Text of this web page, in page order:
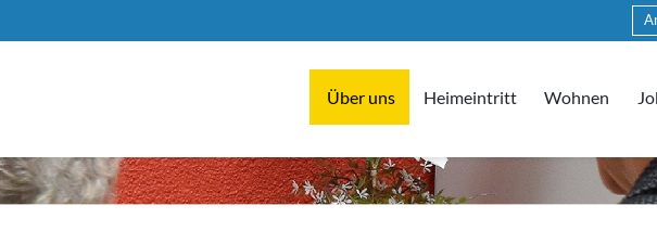
Über uns Heimeintritt Wohnen